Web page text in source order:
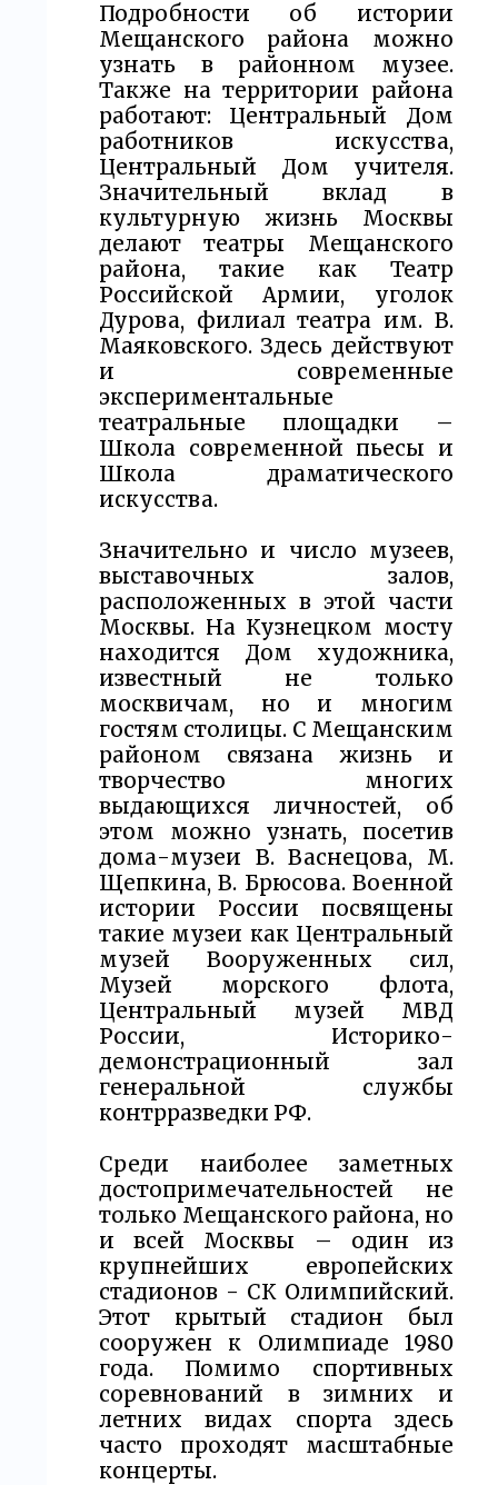
Подробности об истории
Мещанского района можно
узнать в районном музее.
Также на территории района
работают: Центральный Дом
работников искусства,
Центральный Дом учителя.
Значительный вклад в
культурную жизнь Москвы
делают театры Мещанского
района, такие как Театр
Российской Армии, уголок
Дурова, филиал театра им. В.
Маяковского. Здесь действуют
и современные
экспериментальные
театральные площадки –
Школа современной пьесы и
Школа драматического
искусства.
Значительно и число музеев,
выставочных залов,
расположенных в этой части
Москвы. На Кузнецком мосту
находится Дом художника,
известный не только
москвичам, но и многим
гостям столицы. С Мещанским
районом связана жизнь и
творчество многих
выдающихся личностей, об
этом можно узнать, посетив
дома-музеи В. Васнецова, М.
Щепкина, В. Брюсова. Военной
истории России посвящены
такие музеи как Центральный
музей Вооруженных сил,
Музей морского флота,
Центральный музей МВД
России, Историко-
демонстрационный зал
генеральной службы
контрразведки РФ.
Среди наиболее заметных
достопримечательностей не
только Мещанского района, но
и всей Москвы – один из
крупнейших европейских
стадионов - СК Олимпийский.
Этот крытый стадион был
сооружен к Олимпиаде 1980
года. Помимо спортивных
соревнований в зимних и
летних видах спорта здесь
часто проходят масштабные
концерты.